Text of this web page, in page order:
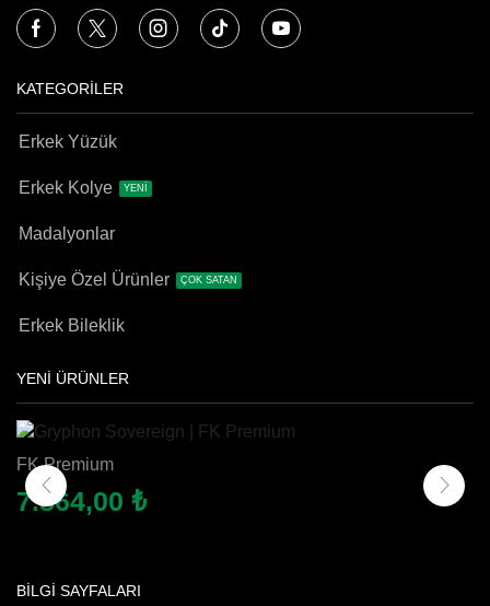
KATEGORİLER
Erkek Yüzük
Erkek Kolye YENİ
Madalyonlar
Kişiye Özel Ürünler ÇOK SATAN
Erkek Bileklik
YENİ ÜRÜNLER
FK Premium
7.864,00 ₺
BILGI SAYFALARI